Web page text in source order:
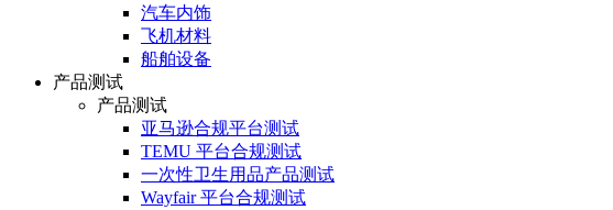
汽车内饰
飞机材料
船舶设备
产品测试
产品测试
亚马逊合规平台测试
TEMU 平台合规测试
一次性卫生用品产品测试
Wayfair 平台合规测试